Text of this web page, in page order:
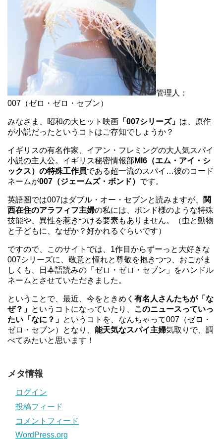
管理人：
007（ゼロ・ゼロ・セブン）
みなさま、昭和の大ヒット映画 「007シリーズ」 は、原作
が小説だったというコトはご存知でしょうか？
イギリスの有名作家、イアン・フレミングの大人気スパイ
小説の主人公。イギリス秘密情報部 MI6（エム・アイ・シ
ックス）の特殊工作員である超一流のスパイ…彼のコード
ネームが007（ジェームズ・ボンド） です。
英語圏では007はダブル・オー・セブンと読みますが、
関
西在住のアラフィフ主婦の私には、ボンド様のような特殊
技能や、異性を惹きつける要素もありません。（虫と動物
と子どもに、なぜか？好かれるぐらいです）
ですので、このサイトでは、1作目からずーっと大好きな
007シリーズに、敬意と憧れと尊敬を抱きつつ、おこがま
しくも、日本語読みの「ゼロ・ゼロ・セブン」をハンドル
ネームとさせていただきました。
ということで、最近、今をときめく 有名人さんたちが「な
ぜ？」 というコトになっていたり、 このニュースっていっ
たい「なに？」 というコトを、なんちゃって007（ゼロ・
ゼロ・セブン）となり、 能天気なスパイ主婦気取りで、調
べてみたいと思います！
メタ情報
ログイン
投稿フィード
コメントフィード
WordPress.org